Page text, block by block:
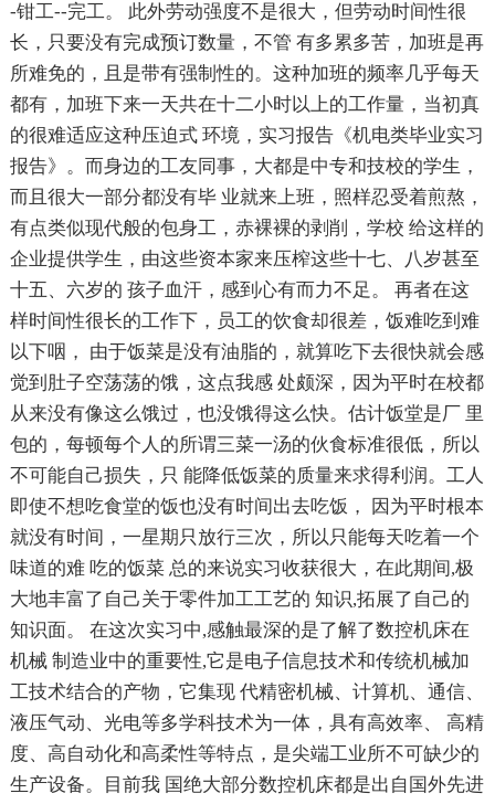
-钳工--完工。 此外劳动强度不是很大，但劳动时间性很
长，只要没有完成预订数量，不管 有多累多苦，加班是再
所难免的，且是带有强制性的。这种加班的频率几乎每天
都有，加班下来一天共在十二小时以上的工作量，当初真
的很难适应这种压迫式 环境，实习报告《机电类毕业实习
报告》。而身边的工友同事，大都是中专和技校的学生，
而且很大一部分都没有毕 业就来上班，照样忍受着煎熬，
有点类似现代般的包身工，赤裸裸的剥削，学校 给这样的
企业提供学生，由这些资本家来压榨这些十七、八岁甚至
十五、六岁的 孩子血汗，感到心有而力不足。 再者在这
样时间性很长的工作下，员工的饮食却很差，饭难吃到难
以下咽， 由于饭菜是没有油脂的，就算吃下去很快就会感
觉到肚子空荡荡的饿，这点我感 处颇深，因为平时在校都
从来没有像这么饿过，也没饿得这么快。估计饭堂是厂 里
包的，每顿每个人的所谓三菜一汤的伙食标准很低，所以
不可能自己损失，只 能降低饭菜的质量来求得利润。工人
即使不想吃食堂的饭也没有时间出去吃饭， 因为平时根本
就没有时间，一星期只放行三次，所以只能每天吃着一个
味道的难 吃的饭菜 总的来说实习收获很大，在此期间,极
大地丰富了自己关于零件加工工艺的 知识,拓展了自己的
知识面。 在这次实习中,感触最深的是了解了数控机床在
机械 制造业中的重要性,它是电子信息技术和传统机械加
工技术结合的产物，它集现 代精密机械、计算机、通信、
液压气动、光电等多学科技术为一体，具有高效率、 高精
度、高自动化和高柔性等特点，是尖端工业所不可缺少的
生产设备。目前我 国绝大部分数控机床都是出自国外先进